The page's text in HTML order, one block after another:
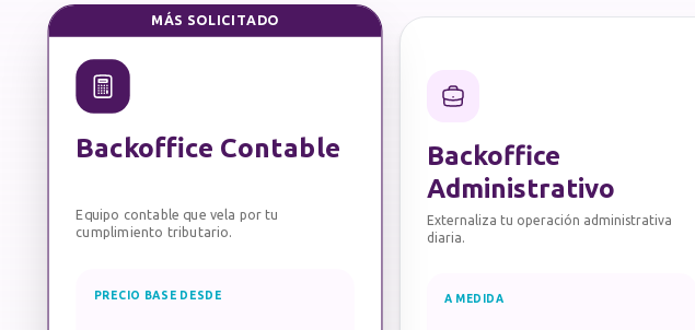
MÁS SOLICITADO
Backoffice Contable
Equipo contable que vela por tu
cumplimiento tributario.
PRECIO BASE DESDE
Backoffice
Administrativo
Externaliza tu operación administrativa
diaria.
A MEDIDA